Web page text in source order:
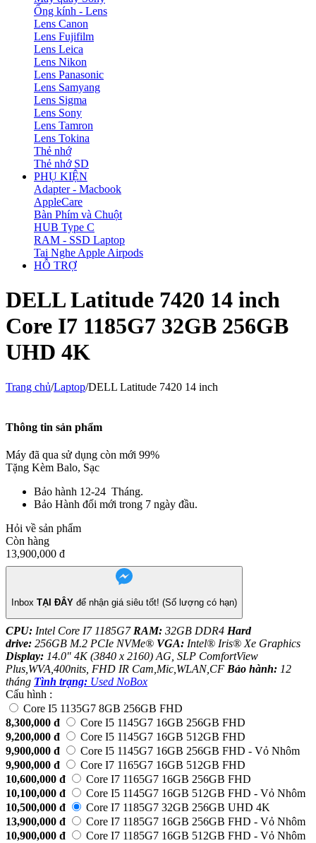
Ống kính - Lens
Lens Canon
Lens Fujifilm
Lens Leica
Lens Nikon
Lens Panasonic
Lens Samyang
Lens Sigma
Lens Sony
Lens Tamron
Lens Tokina
Thẻ nhớ
Thẻ nhớ SD
PHỤ KIỆN
Adapter - Macbook
AppleCare
Bàn Phím và Chuột
HUB Type C
RAM - SSD Laptop
Tai Nghe Apple Airpods
HỖ TRỢ
DELL Latitude 7420 14 inch
Core I7 1185G7 32GB 256GB
UHD 4K
Trang chủ/Laptop/DELL Latitude 7420 14 inch
Thông tin sản phẩm
Máy đã qua sử dụng còn mới 99%
Tặng Kèm Balo, Sạc
Bảo hành 12-24 Tháng.
Bảo Hành đổi mới trong 7 ngày đầu.
Hỏi về sản phẩm
Còn hàng
13,900,000 đ
Inbox TẠI ĐÂY để nhận giá siêu tốt! (Số lượng có hạn)
CPU: Intel Core I7 1185G7 RAM: 32GB DDR4 Hard
drive: 256GB M.2 PCIe NVMe® VGA: Intel® Iris® Xe Graphics
Display: 14.0" 4K (3840 x 2160) AG, SLP ComfortView
Plus,WVA,400nits, FHD IR Cam,Mic,WLAN,CF Bảo hành: 12
tháng Tình trạng: Used NoBox
Cấu hình :
Core I5 1135G7 8GB 256GB FHD
8,300,000 đ
Core I5 1145G7 16GB 256GB FHD
9,200,000 đ
Core I5 1145G7 16GB 512GB FHD
9,900,000 đ
Core I5 1145G7 16GB 256GB FHD - Vỏ Nhôm
9,900,000 đ
Core I7 1165G7 16GB 512GB FHD
10,600,000 đ
Core I7 1165G7 16GB 256GB FHD
10,100,000 đ
Core I5 1145G7 16GB 512GB FHD - Vỏ Nhôm
10,500,000 đ
Core I7 1185G7 32GB 256GB UHD 4K
13,900,000 đ
Core I7 1185G7 16GB 256GB FHD - Vỏ Nhôm
10,900,000 đ
Core I7 1185G7 16GB 512GB FHD - Vỏ Nhôm